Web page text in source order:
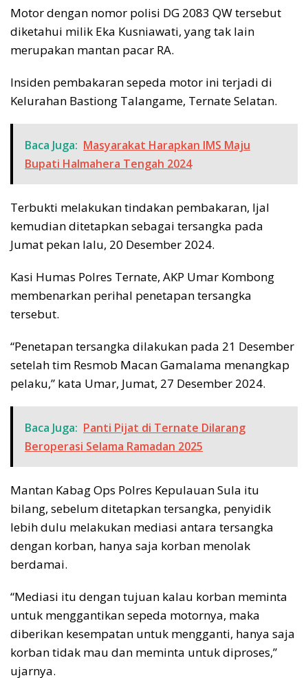
Motor dengan nomor polisi DG 2083 QW tersebut
diketahui milik Eka Kusniawati, yang tak lain
merupakan mantan pacar RA.
Insiden pembakaran sepeda motor ini terjadi di
Kelurahan Bastiong Talangame, Ternate Selatan.
Baca Juga: Masyarakat Harapkan IMS Maju
Bupati Halmahera Tengah 2024
Terbukti melakukan tindakan pembakaran, Ijal
kemudian ditetapkan sebagai tersangka pada
Jumat pekan lalu, 20 Desember 2024.
Kasi Humas Polres Ternate, AKP Umar Kombong
membenarkan perihal penetapan tersangka
tersebut.
“Penetapan tersangka dilakukan pada 21 Desember
setelah tim Resmob Macan Gamalama menangkap
pelaku,” kata Umar, Jumat, 27 Desember 2024.
Baca Juga: Panti Pijat di Ternate Dilarang
Beroperasi Selama Ramadan 2025
Mantan Kabag Ops Polres Kepulauan Sula itu
bilang, sebelum ditetapkan tersangka, penyidik
lebih dulu melakukan mediasi antara tersangka
dengan korban, hanya saja korban menolak
berdamai.
“Mediasi itu dengan tujuan kalau korban meminta
untuk menggantikan sepeda motornya, maka
diberikan kesempatan untuk mengganti, hanya saja
korban tidak mau dan meminta untuk diproses,”
ujarnya.